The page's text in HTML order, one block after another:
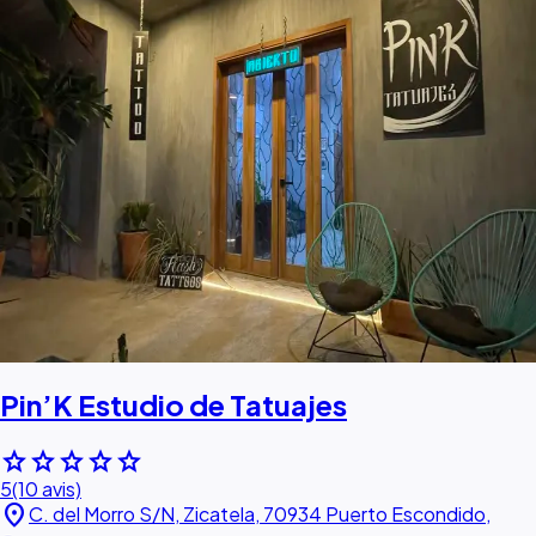
Pin’K Estudio de Tatuajes
starstarstarstarstar
5(10 avis)
location_onC. del Morro S/N, Zicatela, 70934 Puerto Escondido,